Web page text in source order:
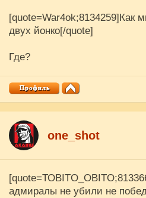
[quote=War4ok;8134259]Как
двух йонко[/quote]
Где?
one_shot
адмиралы не убили не